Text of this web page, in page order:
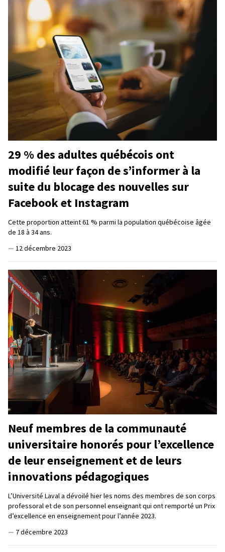
29 % des adultes québécois ont
modifié leur façon de s’informer à la
suite du blocage des nouvelles sur
Facebook et Instagram
Cette proportion atteint 61 % parmi la population québécoise âgée
de 18 à 34 ans.
— 12 décembre 2023
Neuf membres de la communauté
universitaire honorés pour l’excellence
de leur enseignement et de leurs
innovations pédagogiques
L’Université Laval a dévoilé hier les noms des membres de son corps
professoral et de son personnel enseignant qui ont remporté un Prix
d’excellence en enseignement pour l’année 2023.
— 7 décembre 2023